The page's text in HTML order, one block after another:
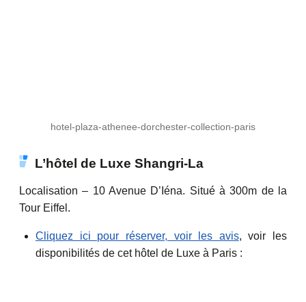
hotel-plaza-athenee-dorchester-collection-paris
L’hôtel de Luxe Shangri-La
Localisation – 10 Avenue D’Iéna. Situé à 300m de la
Tour Eiffel.
Cliquez ici pour réserver, voir les avis, voir les
disponibilités de cet hôtel de Luxe à Paris :